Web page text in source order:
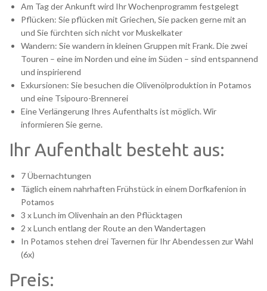
Am Tag der Ankunft wird Ihr Wochenprogramm festgelegt
Pflücken: Sie pflücken mit Griechen, Sie packen gerne mit an
und Sie fürchten sich nicht vor Muskelkater
Wandern: Sie wandern in kleinen Gruppen mit Frank. Die zwei
Touren – eine im Norden und eine im Süden – sind entspannend
und inspirierend
Exkursionen: Sie besuchen die Olivenölproduktion in Potamos
und eine Tsipouro-Brennerei
Eine Verlängerung Ihres Aufenthalts ist möglich. Wir
informieren Sie gerne.
Ihr Aufenthalt besteht aus:
7 Übernachtungen
Täglich einem nahrhaften Frühstück in einem Dorfkafenion in
Potamos
3 x Lunch im Olivenhain an den Pflücktagen
2 x Lunch entlang der Route an den Wandertagen
In Potamos stehen drei Tavernen für Ihr Abendessen zur Wahl
(6x)
Preis: